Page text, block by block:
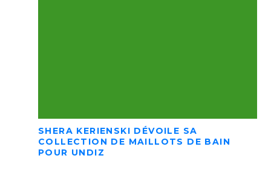
SHERA KERIENSKI DÉVOILE SA
COLLECTION DE MAILLOTS DE BAIN
POUR UNDIZ